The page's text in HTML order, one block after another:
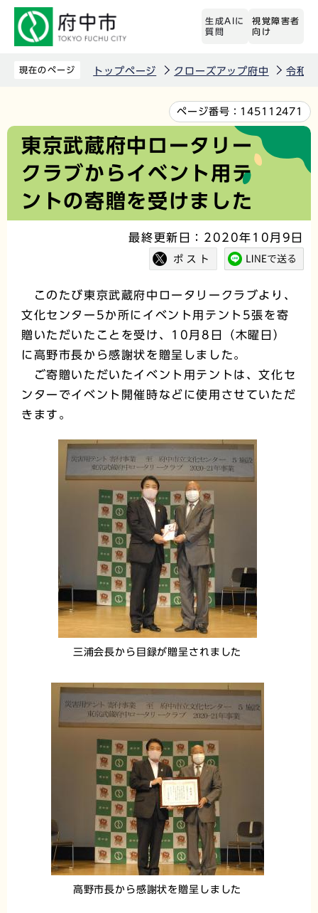
先
生成AIに
質問
視覚障害者
向け
現在のページ トップページ クローズアップ府中 令和2
文
ページ番号： 145112471
東京武蔵府中ロータリー
クラブからイベント用テ
ントの寄贈を受けました
最終更新日：2020年10月9日
このたび東京武蔵府中ロータリークラブより、
文化センター5か所にイベント用テント5張を寄
贈いただいたことを受け、10月8日（木曜日）
に高野市長から感謝状を贈呈しました。
ご寄贈いただいたイベント用テントは、文化セ
ンターでイベント開催時などに使用させていただ
きます。
三浦会長から目録が贈呈されました
高野市長から感謝状を贈呈しました